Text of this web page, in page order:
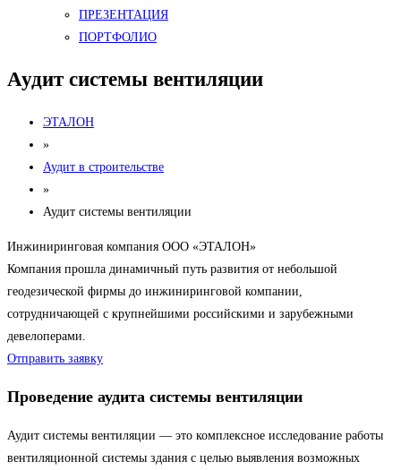
ПРЕЗЕНТАЦИЯ
ПОРТФОЛИО
Аудит системы вентиляции
ЭТАЛОН
»
Аудит в строительстве
»
Аудит системы вентиляции
Инжиниринговая компания ООО «ЭТАЛОН»
Компания прошла динамичный путь развития от небольшой
геодезической фирмы до инжиниринговой компании,
сотрудничающей с крупнейшими российскими и зарубежными
девелоперами.
Отправить заявку
Проведение аудита системы вентиляции
Аудит системы вентиляции — это комплексное исследование работы
вентиляционной системы здания с целью выявления возможных